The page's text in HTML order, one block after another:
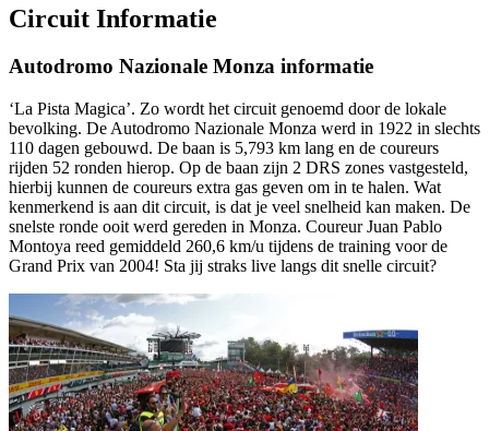
Circuit Informatie
Autodromo Nazionale Monza informatie
‘La Pista Magica’. Zo wordt het circuit genoemd door de lokale
bevolking. De Autodromo Nazionale Monza werd in 1922 in slechts
110 dagen gebouwd. De baan is 5,793 km lang en de coureurs
rijden 52 ronden hierop. Op de baan zijn 2 DRS zones vastgesteld,
hierbij kunnen de coureurs extra gas geven om in te halen. Wat
kenmerkend is aan dit circuit, is dat je veel snelheid kan maken. De
snelste ronde ooit werd gereden in Monza. Coureur Juan Pablo
Montoya reed gemiddeld 260,6 km/u tijdens de training voor de
Grand Prix van 2004! Sta jij straks live langs dit snelle circuit?